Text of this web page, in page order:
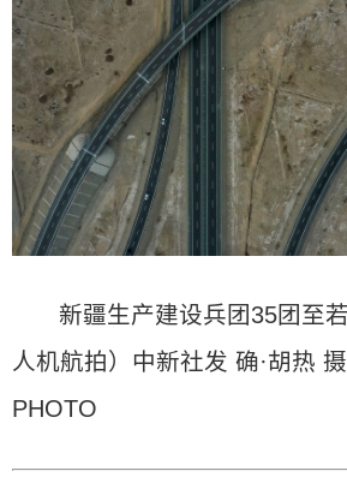
新疆生产建设兵团35团至
人机航拍）中新社发 确·胡热
PHOTO